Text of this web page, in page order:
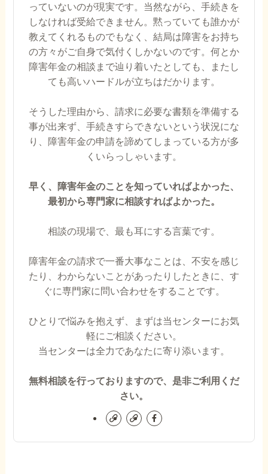
っていないのが現実です。当然ながら、手続きを
しなければ受給できません。黙っていても誰かが
教えてくれるものでもなく、結局は障害をお持ち
の方々がご自身で気付くしかないのです。何とか
障害年金の相談まで辿り着いたとしても、またし
ても高いハードルが立ちはだかります。
そうした理由から、請求に必要な書類を準備する
事が出来ず、手続きすらできないという状況にな
り、障害年金の申請を諦めてしまっている方が多
くいらっしゃいます。
早く、障害年金のことを知っていればよかった、
最初から専門家に相談すればよかった。
相談の現場で、最も耳にする言葉です。
障害年金の請求で一番大事なことは、不安を感じ
たり、わからないことがあったりしたときに、す
ぐに専門家に問い合わせをすることです。
ひとりで悩みを抱えず、まずは当センターにお気
軽にご相談ください。
当センターは全力であなたに寄り添います。
無料相談を行っておりますので、是非ご利用くだ
さい。